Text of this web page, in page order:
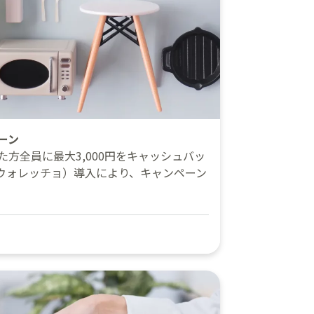
ン
方全員に最大3,000円をキャッシュバッ
レッチョ）導入により、キャンペーン